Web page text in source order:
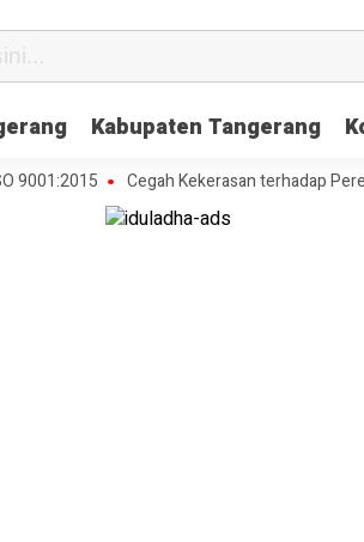
Kabupaten Tangerang
Cegah Kekerasan terhadap